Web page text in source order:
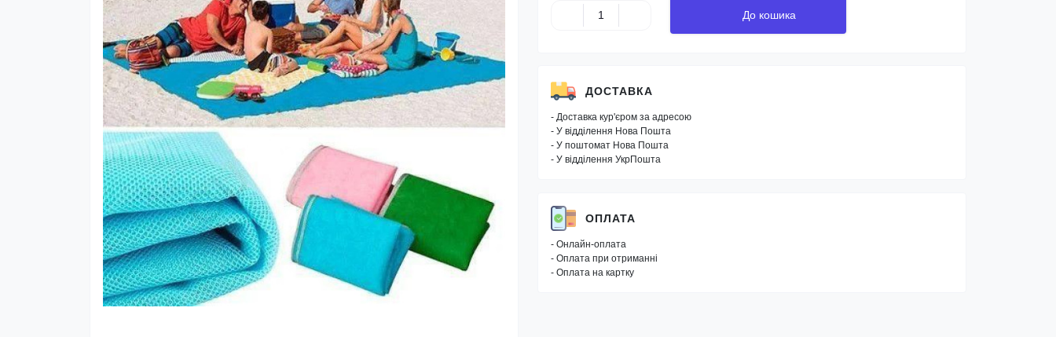
До кошика
ДОСТАВКА
- Доставка кур'єром за адресою
- У відділення Нова Пошта
- У поштомат Нова Пошта
- У відділення УкрПошта
ОПЛАТА
- Онлайн-оплата
- Оплата при отриманні
- Оплата на картку